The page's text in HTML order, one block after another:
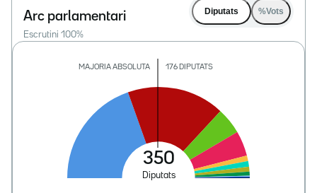
Arc parlamentari
Escrutini 100%
Diputats %Vots